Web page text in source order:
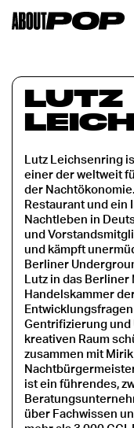
LUTZ
Lutz Leichsenring
einer der weltweit
der
Restaurant und
Nachtleben in
und
und kämpft
Berliner
Lutz in das
Handelskammer
Gentrifizierung
kreativen Raum
zusammen mit
ist ein führendes,
über Fachwissen